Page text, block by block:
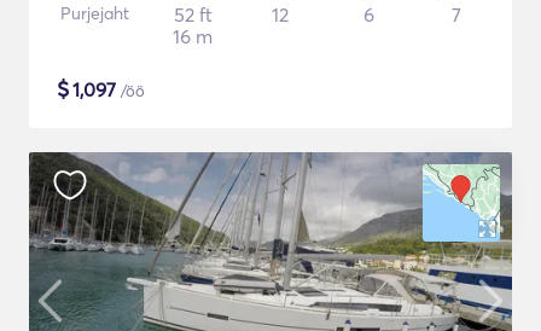
Purjejaht
52 ft
16 m
12 6 7
$1,097 /öö